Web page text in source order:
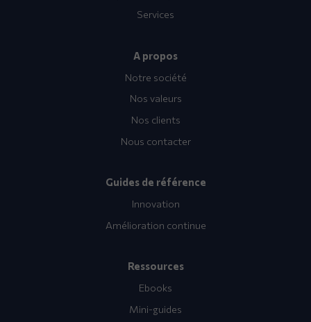
Services
A propos
Notre société
Nos valeurs
Nos clients
Nous contacter
Guides de référence
Innovation
Amélioration continue
Ressources
Ebooks
Mini-guides